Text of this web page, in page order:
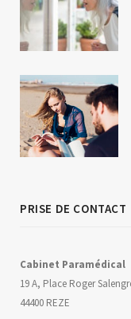
PRISE DE CONTACT
Cabinet Paramédical
19 A, Place Roger
44400 REZE